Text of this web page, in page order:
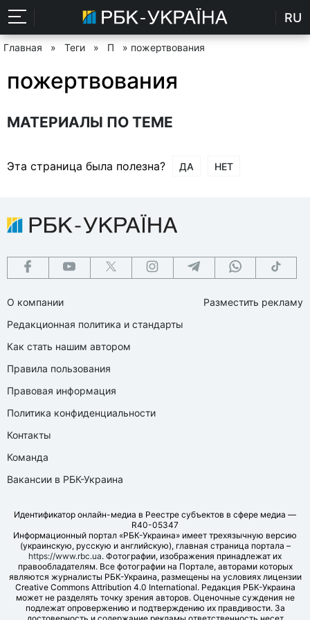
RU
Главная » Теги » П » пожертвования
пожертвования
МАТЕРИАЛЫ ПО ТЕМЕ
Эта страница была полезна? ДА НЕТ
О компании
Редакционная политика и стандарты
Как стать нашим автором
Правила пользования
Правовая информация
Политика конфиденциальности
Контакты
Команда
Вакансии в РБК-Украина
Разместить рекламу
Идентификатор онлайн-медиа в Реестре субъектов в сфере медиа —
R40-05347
Информационный портал «РБК-Украина» имеет трехязычную версию
(украинскую, русскую и английскую), главная страница портала –
https://www.rbc.ua. Фотографии, изображения принадлежат их
правообладателям. Все фотографии на Портале, авторами которых
являются журналисты РБК-Украина, размещены на условиях лицензии
Creative Commons Attribution 4.0 International. Редакция РБК-Украина
может не разделять точку зрения авторов. Оценочные суждения не
подлежат опровержению и подтверждению их правдивости. За